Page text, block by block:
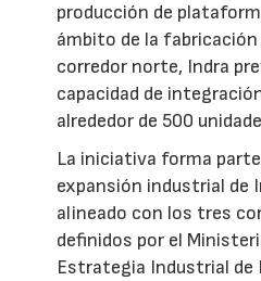
producción de
ámbito de la
corredor norte, Indra
capacidad de
alrededor de 500
La iniciativa forma
expansión industrial de
alineado con los tres
definidos por el
Estrategia Industrial de